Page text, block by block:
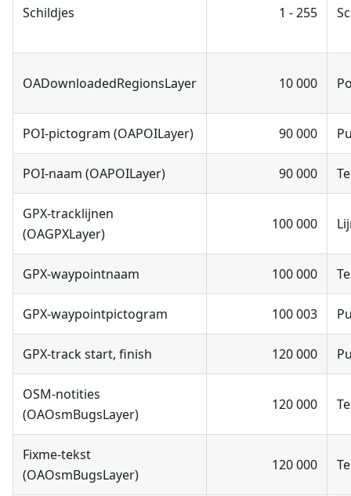
Schildjes 1 - 255
OADownloadedRegionsLayer 10 000
POI-pictogram (OAPOILayer) 90 000
POI-naam (OAPOILayer) 90 000
GPX-tracklijnen
(OAGPXLayer)
100 000
GPX-waypointnaam 100 000
GPX-waypointpictogram 100 003
GPX-track start, finish 120 000
OSM-notities
(OAOsmBugsLayer)
120 000
Fixme-tekst
(OAOsmBugsLayer)
120 000